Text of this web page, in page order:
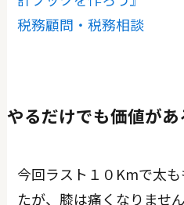
税務顧問・税務相談
やるだけでも価値があ
今回ラスト１０Kmで太
たが、膝は痛くなりませ